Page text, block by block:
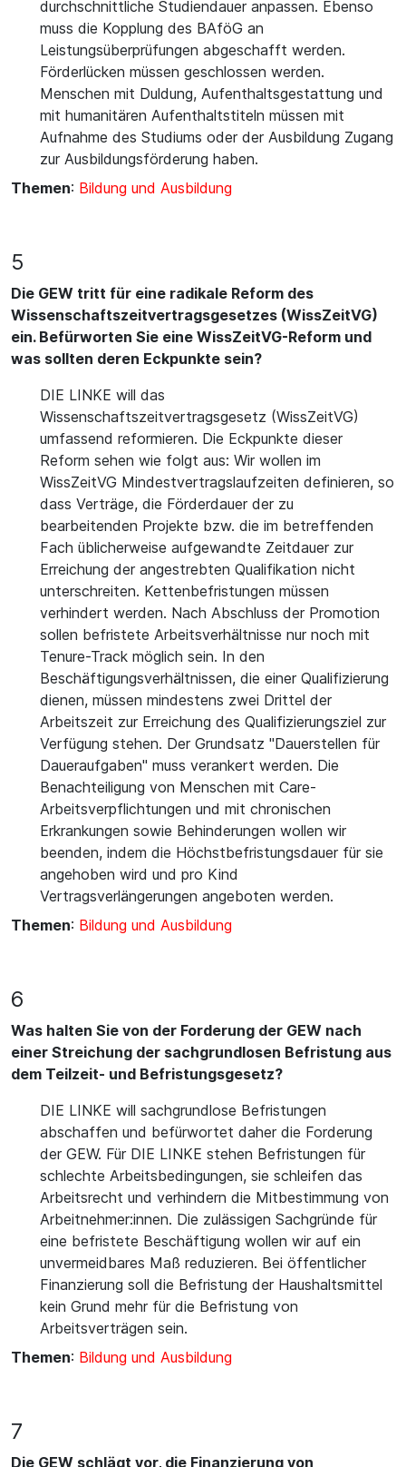
durchschnittliche Studiendauer anpassen. Ebenso
muss die Kopplung des BAföG an
Leistungsüberprüfungen abgeschafft werden.
Förderlücken müssen geschlossen werden.
Menschen mit Duldung, Aufenthaltsgestattung und
mit humanitären Aufenthaltstiteln müssen mit
Aufnahme des Studiums oder der Ausbildung Zugang
zur Ausbildungsförderung haben.
Themen: Bildung und Ausbildung
5
Die GEW tritt für eine radikale Reform des
Wissenschaftszeitvertragsgesetzes (WissZeitVG)
ein. Befürworten Sie eine WissZeitVG-Reform und
was sollten deren Eckpunkte sein?
DIE LINKE will das
Wissenschaftszeitvertragsgesetz (WissZeitVG)
umfassend reformieren. Die Eckpunkte dieser
Reform sehen wie folgt aus: Wir wollen im
WissZeitVG Mindestvertragslaufzeiten definieren, so
dass Verträge, die Förderdauer der zu
bearbeitenden Projekte bzw. die im betreffenden
Fach üblicherweise aufgewandte Zeitdauer zur
Erreichung der angestrebten Qualifikation nicht
unterschreiten. Kettenbefristungen müssen
verhindert werden. Nach Abschluss der Promotion
sollen befristete Arbeitsverhältnisse nur noch mit
Tenure-Track möglich sein. In den
Beschäftigungsverhältnissen, die einer Qualifizierung
dienen, müssen mindestens zwei Drittel der
Arbeitszeit zur Erreichung des Qualifizierungsziel zur
Verfügung stehen. Der Grundsatz "Dauerstellen für
Daueraufgaben" muss verankert werden. Die
Benachteiligung von Menschen mit Care-
Arbeitsverpflichtungen und mit chronischen
Erkrankungen sowie Behinderungen wollen wir
beenden, indem die Höchstbefristungsdauer für sie
angehoben wird und pro Kind
Vertragsverlängerungen angeboten werden.
Themen: Bildung und Ausbildung
6
Was halten Sie von der Forderung der GEW nach
einer Streichung der sachgrundlosen Befristung aus
dem Teilzeit- und Befristungsgesetz?
DIE LINKE will sachgrundlose Befristungen
abschaffen und befürwortet daher die Forderung
der GEW. Für DIE LINKE stehen Befristungen für
schlechte Arbeitsbedingungen, sie schleifen das
Arbeitsrecht und verhindern die Mitbestimmung von
Arbeitnehmer:innen. Die zulässigen Sachgründe für
eine befristete Beschäftigung wollen wir auf ein
unvermeidbares Maß reduzieren. Bei öffentlicher
Finanzierung soll die Befristung der Haushaltsmittel
kein Grund mehr für die Befristung von
Arbeitsverträgen sein.
Themen: Bildung und Ausbildung
7
Die GEW schlägt vor, die Finanzierung von